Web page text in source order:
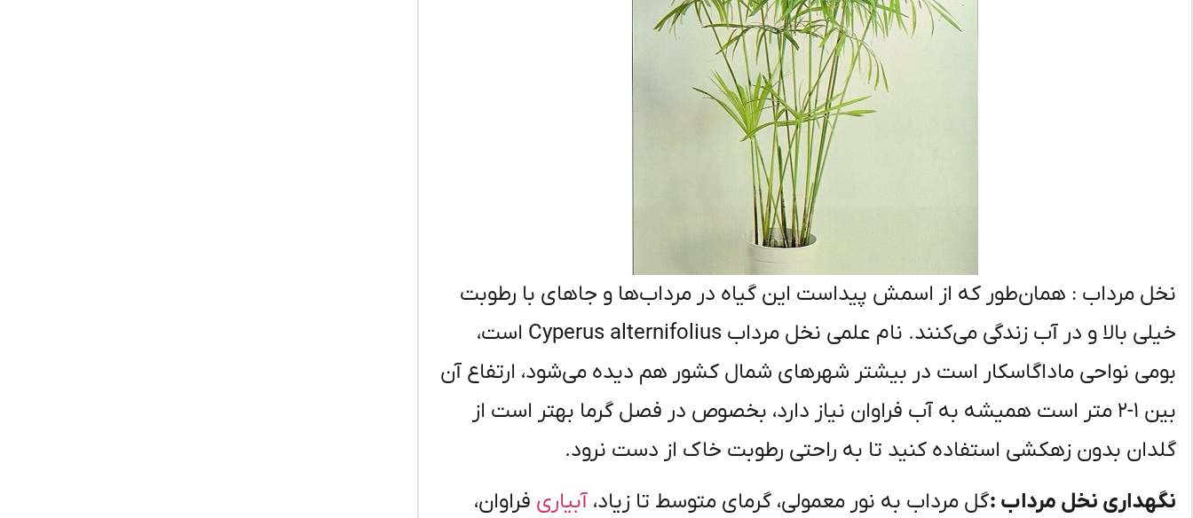
نخل مرداب : همان‌طور که از اسمش پیداست این گیاه در مرداب‌ها و جاهای با رطوبت
خیلی بالا و در آب زندگی می‌کنند. نام علمی نخل مرداب Cyperus alternifolius است،
بومی نواحی ماداگاسکار است در بیشتر شهرهای شمال کشور هم دیده می‌شود، ارتفاع آن
بین ۱-۲ متر است همیشه به آب فراوان نیاز دارد، بخصوص در فصل گرما بهتر است از
گلدان بدون زهکشی استفاده کنید تا به راحتی رطوبت خاک از دست نرود.
نگهداری نخل مرداب :گل مرداب به نور معمولی، گرمای متوسط تا زیاد، آبیاری فراوان،